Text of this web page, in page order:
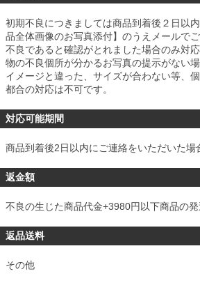
初期不良につきましては商品到着後２日以
品全体画像のお写真添付】のうえメールで
不良であると確認がとれました場合のみ対
物の不良個所が分かるお写真の提示がない
イメージと違った、サイズが合わない等、
都合の対応は不可です。
対応可能期間
商品到着後2日以内にご連絡をいただいた場
返金額
不良の生じた商品代金+3980円以下商品の
返品送料
その他